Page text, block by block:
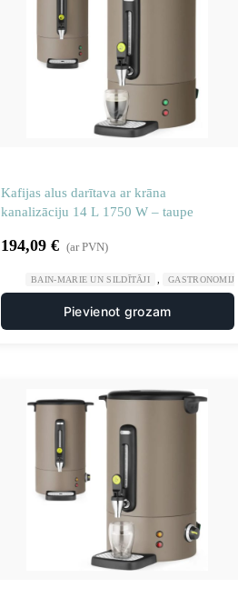
Kafijas alus darītava ar krāna
kanalizāciju 14 L 1750 W – taupe
194,09 € (ar PVN)
BAIN-MARIE UN SILDĪTĀJI GASTRONOMIJA
Pievienot grozam